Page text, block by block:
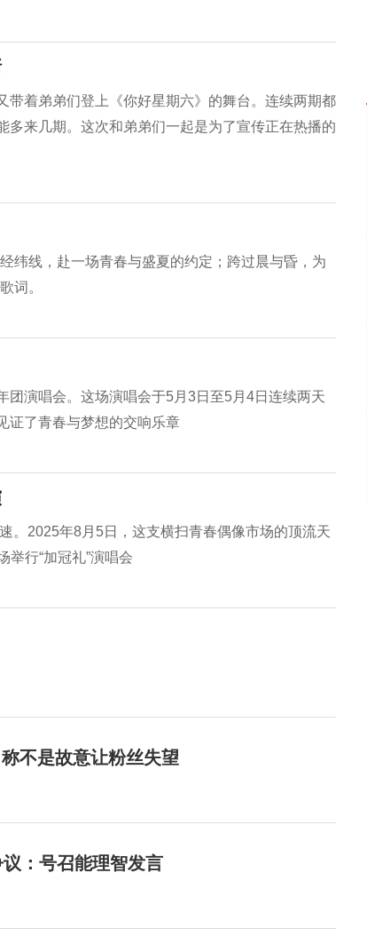
着弟弟们登上《你好星期六》的舞台。连续两期都
来几期。这次和弟弟们一起是为了宣传正在热播的
纬线，赴一场青春与盛夏的约定；跨过晨与昏，为
词。
演唱会。这场演唱会于5月3日至5月4日连续两天
证了青春与梦想的交响乐章
。2025年8月5日，这支横扫青春偶像市场的顶流天
行“加冠礼”演唱会
不是故意让粉丝失望
：号召能理智发言